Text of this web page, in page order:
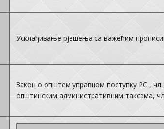
Усклађивање рјешења са важећим
Закон о општем управном поступку РС ,
општинским административним таксама,